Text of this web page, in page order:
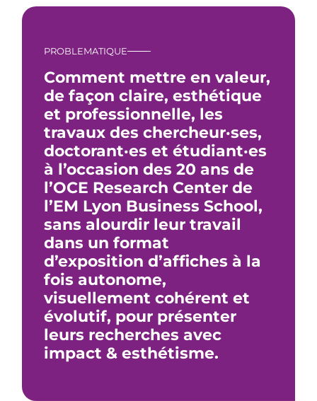
PROBLEMATIQUE
Comment mettre en valeur,
de façon claire, esthétique
et professionnelle, les
travaux des chercheur·ses,
doctorant·es et étudiant·es
à l’occasion des 20 ans de
l’OCE Research Center de
l’EM Lyon Business School,
sans alourdir leur travail
dans un format
d’exposition d’affiches à la
fois autonome,
visuellement cohérent et
évolutif, pour présenter
leurs recherches avec
impact & esthétisme.